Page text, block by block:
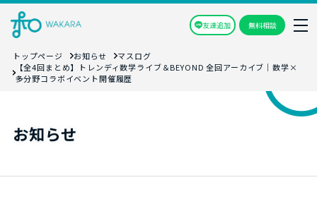
友達追加 無料相談
トップページ お知らせ
マスログ
【全4回まとめ】トレンディ数学ライブ＆BEYOND 全回アーカイブ｜数学×
多分野コラボイベント開催履歴
お知らせ